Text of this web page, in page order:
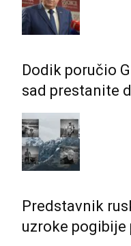
Dodik poručio
sad prestanite
Predstavnik
uzroke pogibije